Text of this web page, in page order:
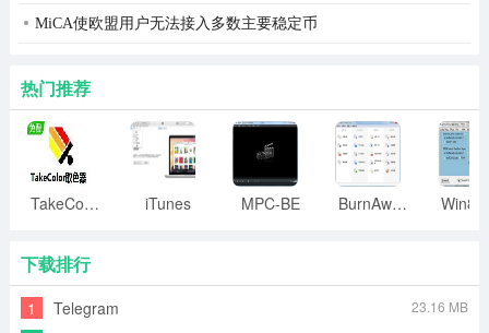
万能数据恢复大师修改版特点：
MiCA使欧盟用户无法接入多数主要稳定币
热门推荐
TakeColor取色器 iTunes MPC-BE BurnAware
下载排行
1 Telegram 23.16 MB